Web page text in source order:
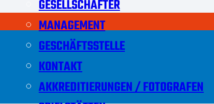
GESELLSCHAFTER
MANAGEMENT
GESCHÄFTSSTELLE
KONTAKT
AKKREDITIERUNGEN / FOTOGRAFEN